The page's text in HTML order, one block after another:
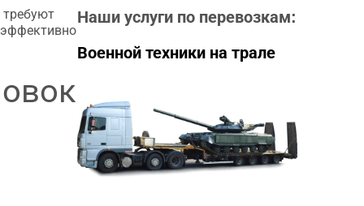
эффективно
Наши услуги по перевозкам:
Военной техники на трале